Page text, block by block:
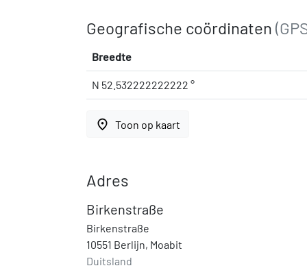
Geografische coördinaten
Breedte
N 52.532222222222 °
place Toon op kaart
Adres
Birkenstraße
Birkenstraße
10551 Berlijn, Moabit
Duitsland